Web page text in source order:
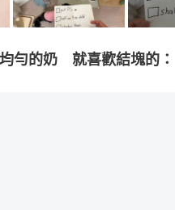
勻的奶　就喜歡結塊的：